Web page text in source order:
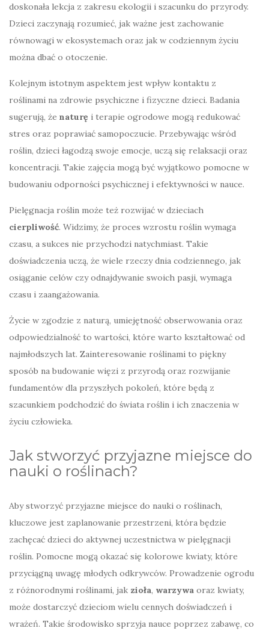
doskonała lekcja z zakresu ekologii i szacunku do przyrody.
Dzieci zaczynają rozumieć, jak ważne jest zachowanie
równowagi w ekosystemach oraz jak w codziennym życiu
można dbać o otoczenie.
Kolejnym istotnym aspektem jest wpływ kontaktu z
roślinami na zdrowie psychiczne i fizyczne dzieci. Badania
sugerują, że naturę i terapie ogrodowe mogą redukować
stres oraz poprawiać samopoczucie. Przebywając wśród
roślin, dzieci łagodzą swoje emocje, uczą się relaksacji oraz
koncentracji. Takie zajęcia mogą być wyjątkowo pomocne w
budowaniu odporności psychicznej i efektywności w nauce.
Pielęgnacja roślin może też rozwijać w dzieciach
cierpliwość. Widzimy, że proces wzrostu roślin wymaga
czasu, a sukces nie przychodzi natychmiast. Takie
doświadczenia uczą, że wiele rzeczy dnia codziennego, jak
osiąganie celów czy odnajdywanie swoich pasji, wymaga
czasu i zaangażowania.
Życie w zgodzie z naturą, umiejętność obserwowania oraz
odpowiedzialność to wartości, które warto kształtować od
najmłodszych lat. Zainteresowanie roślinami to piękny
sposób na budowanie więzi z przyrodą oraz rozwijanie
fundamentów dla przyszłych pokoleń, które będą z
szacunkiem podchodzić do świata roślin i ich znaczenia w
życiu człowieka.
Jak stworzyć przyjazne miejsce do
nauki o roślinach?
Aby stworzyć przyjazne miejsce do nauki o roślinach,
kluczowe jest zaplanowanie przestrzeni, która będzie
zachęcać dzieci do aktywnej uczestnictwa w pielęgnacji
roślin. Pomocne mogą okazać się kolorowe kwiaty, które
przyciągną uwagę młodych odkrywców. Prowadzenie ogrodu
z różnorodnymi roślinami, jak zioła, warzywa oraz kwiaty,
może dostarczyć dzieciom wielu cennych doświadczeń i
wrażeń. Takie środowisko sprzyja nauce poprzez zabawę, co